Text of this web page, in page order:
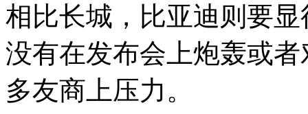
相比长城，比亚迪则要
没有在发布会上炮轰或
多友商上压力。